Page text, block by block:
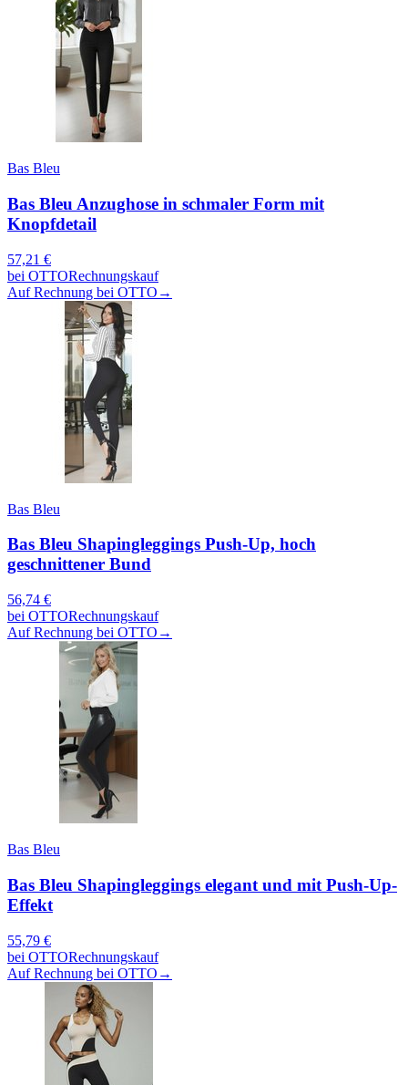
Bas Bleu
Bas Bleu Anzughose in schmaler Form mit
Knopfdetail
57,21 €
bei OTTORechnungskauf
Auf Rechnung bei OTTO →
Bas Bleu
Bas Bleu Shapingleggings Push-Up, hoch
geschnittener Bund
56,74 €
bei OTTORechnungskauf
Auf Rechnung bei OTTO →
Bas Bleu
Bas Bleu Shapingleggings elegant und mit Push-Up-
Effekt
55,79 €
bei OTTORechnungskauf
Auf Rechnung bei OTTO →